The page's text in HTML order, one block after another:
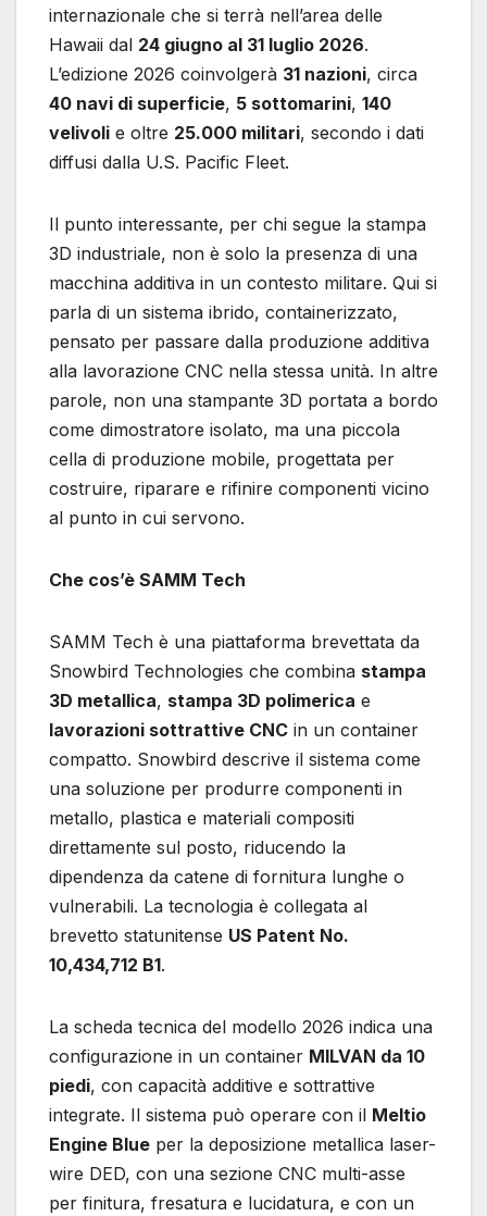
internazionale che si terrà nell’area delle
Hawaii dal 24 giugno al 31 luglio 2026.
L’edizione 2026 coinvolgerà 31 nazioni, circa
40 navi di superficie, 5 sottomarini, 140
velivoli e oltre 25.000 militari, secondo i dati
diffusi dalla U.S. Pacific Fleet.
Il punto interessante, per chi segue la stampa
3D industriale, non è solo la presenza di una
macchina additiva in un contesto militare. Qui si
parla di un sistema ibrido, containerizzato,
pensato per passare dalla produzione additiva
alla lavorazione CNC nella stessa unità. In altre
parole, non una stampante 3D portata a bordo
come dimostratore isolato, ma una piccola
cella di produzione mobile, progettata per
costruire, riparare e rifinire componenti vicino
al punto in cui servono.
Che cos’è SAMM Tech
SAMM Tech è una piattaforma brevettata da
Snowbird Technologies che combina stampa
3D metallica, stampa 3D polimerica e
lavorazioni sottrattive CNC in un container
compatto. Snowbird descrive il sistema come
una soluzione per produrre componenti in
metallo, plastica e materiali compositi
direttamente sul posto, riducendo la
dipendenza da catene di fornitura lunghe o
vulnerabili. La tecnologia è collegata al
brevetto statunitense US Patent No.
10,434,712 B1.
La scheda tecnica del modello 2026 indica una
configurazione in un container MILVAN da 10
piedi, con capacità additive e sottrattive
integrate. Il sistema può operare con il Meltio
Engine Blue per la deposizione metallica laser-
wire DED, con una sezione CNC multi-asse
per finitura, fresatura e lucidatura, e con un